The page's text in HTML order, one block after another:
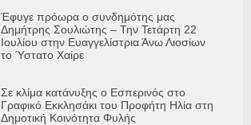
Έφυγε πρόωρα ο συνδημότης μας
Δημήτρης Σουλιώτης – Την Τετάρτη 22
Ιουλίου στην Ευαγγελίστρια Άνω Λιοσίων
το Ύστατο Χαίρε
Σε κλίμα κατάνυξης ο Εσπερινός στο
Γραφικό Εκκλησάκι του Προφήτη Ηλία στη
Δημοτική Κοινότητα Φυλής